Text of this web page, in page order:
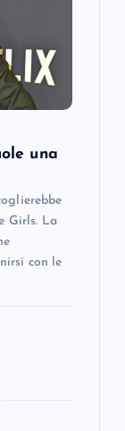
una
Girls. La
con le